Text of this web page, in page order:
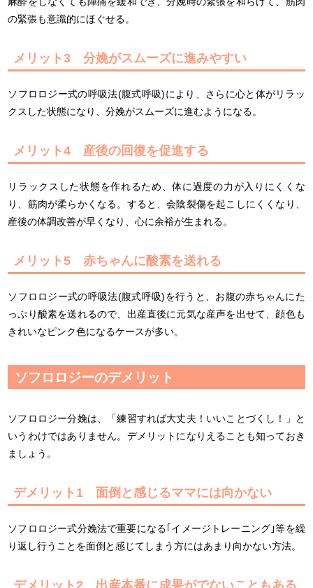
の緊張も意識的にほぐせる。
メリット3 分娩がスムーズに進みやすい
ソフロロジー式の呼吸法(腹式呼吸)により、さらに心と体がリラッ
クスした状態になり、分娩がスムーズに進むようになる。
メリット4 産後の回復を促進する
リラックスした状態を作れるため、体に過度の力が入りにくくな
り、筋肉が柔らかくなる。すると、会陰裂傷を起こしにくくなり、
産後の体調改善が早くなり、心に余裕が生まれる。
メリット5 赤ちゃんに酸素を送れる
ソフロロジー式の呼吸法(腹式呼吸)を行うと、お腹の赤ちゃんにた
っぷり酸素を送れるので、出産直後に元気な産声を出せて、顔色も
きれいなピンク色になるケースが多い。
ソフロロジーのデメリット
ソフロロジー分娩は、「練習すれば大丈夫！いいことづくし！」と
いうわけではありません。デメリットになりえることも知っておき
ましょう。
デメリット1 面倒と感じるママには向かない
ソフロロジー式分娩法で重要になる｢イメージトレーニング｣等を繰
り返し行うことを面倒と感じてしまう方にはあまり向かない方法。